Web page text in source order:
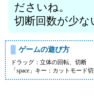
ださいね。
切断回数が少
ゲームの遊び方
ドラッグ：立体の回転、切断
「space」キー：カットモード